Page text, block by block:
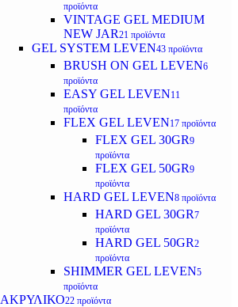
προϊόντα
VINTAGE GEL MEDIUM
NEW JAR21 προϊόντα
GEL SYSTEM LEVEN43 προϊόντα
BRUSH ON GEL LEVEN6
προϊόντα
EASY GEL LEVEN11
προϊόντα
FLEX GEL LEVEN17 προϊόντα
FLEX GEL 30GR9
προϊόντα
FLEX GEL 50GR9
προϊόντα
HARD GEL LEVEN8 προϊόντα
HARD GEL 30GR7
προϊόντα
HARD GEL 50GR2
προϊόντα
SHIMMER GEL LEVEN5
προϊόντα
ΑΚΡΥΛΙΚΟ22 προϊόντα